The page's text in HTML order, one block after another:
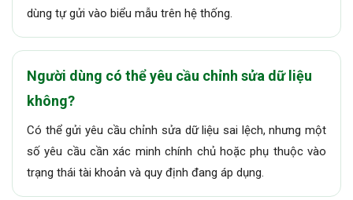
dùng tự gửi vào biểu mẫu trên hệ thống.
Người dùng có thể yêu cầu chỉnh sửa dữ liệu
không?
Có thể gửi yêu cầu chỉnh sửa dữ liệu sai lệch, nhưng một
số yêu cầu cần xác minh chính chủ hoặc phụ thuộc vào
trạng thái tài khoản và quy định đang áp dụng.